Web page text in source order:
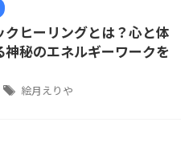
クヒーリングとは？心と体
神秘のエネルギーワークを
絵月えりや